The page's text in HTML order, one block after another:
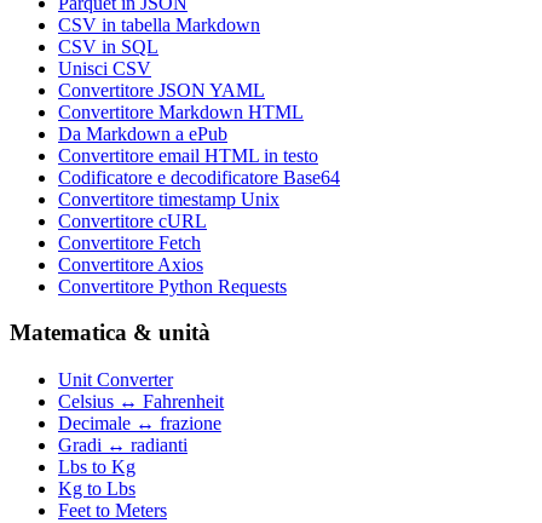
CSV in tabella Markdown
CSV in SQL
Unisci CSV
Convertitore JSON YAML
Convertitore Markdown HTML
Da Markdown a ePub
Convertitore email HTML in testo
Codificatore e decodificatore Base64
Convertitore timestamp Unix
Convertitore cURL
Convertitore Fetch
Convertitore Axios
Convertitore Python Requests
Matematica & unità
Unit Converter
Celsius ↔ Fahrenheit
Decimale ↔ frazione
Gradi ↔ radianti
Lbs to Kg
Kg to Lbs
Feet to Meters